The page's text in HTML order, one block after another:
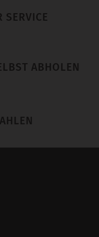
SERVICE
ABHOLEN